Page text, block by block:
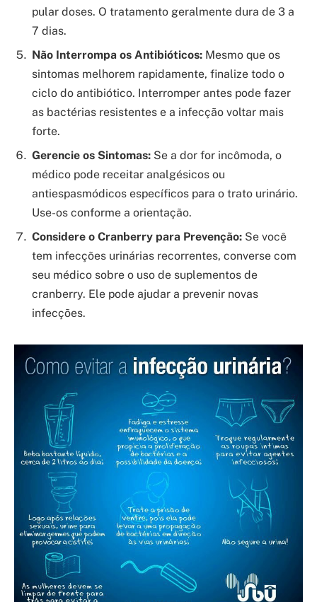
pular doses. O tratamento geralmente dura de 3 a
7 dias.
Não Interrompa os Antibióticos: Mesmo que os
sintomas melhorem rapidamente, finalize todo o
ciclo do antibiótico. Interromper antes pode fazer
as bactérias resistentes e a infecção voltar mais
forte.
Gerencie os Sintomas: Se a dor for incômoda, o
médico pode receitar analgésicos ou
antiespasmódicos específicos para o trato urinário.
Use-os conforme a orientação.
Considere o Cranberry para Prevenção: Se você
tem infecções urinárias recorrentes, converse com
seu médico sobre o uso de suplementos de
cranberry. Ele pode ajudar a prevenir novas
infecções.